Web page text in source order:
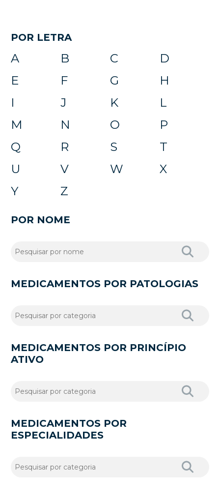
POR LETRA
A B C
D
E
F G
H
I
J K
L
M
N O
P
Q
R S
T
U
V W
X
Y
Z
POR NOME
MEDICAMENTOS POR PATOLOGIAS
MEDICAMENTOS POR PRINCÍPIO
ATIVO
MEDICAMENTOS POR
ESPECIALIDADES